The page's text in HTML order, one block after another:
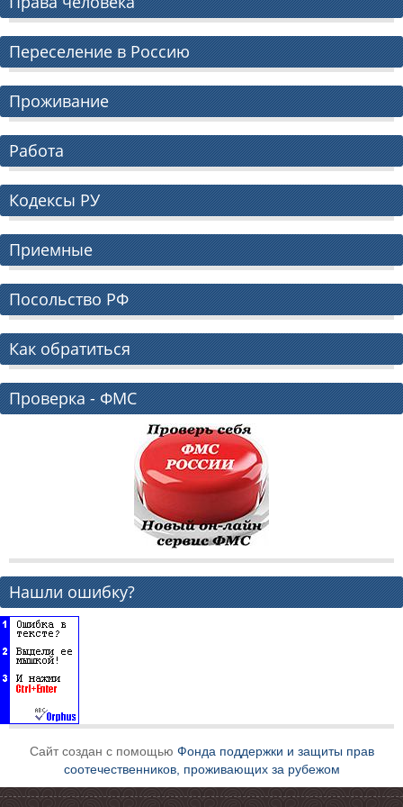
Переселение в Россию
Проживание
Работа
Кодексы РУ
Приемные
Посольство РФ
Как обратиться
Проверка - ФМС
Нашли ошибку?
Сайт создан с помощью Фонда поддержки и защиты прав
соотечественников, проживающих за рубежом